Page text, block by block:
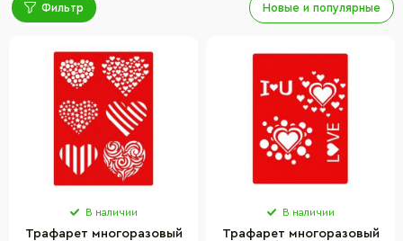
Фильтр Новые и популярные
В наличии
Трафарет многоразовый
В наличии
Трафарет многоразовый